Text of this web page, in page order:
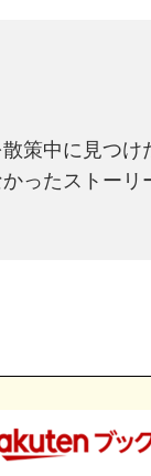
策中に見つけ
ったストーリ